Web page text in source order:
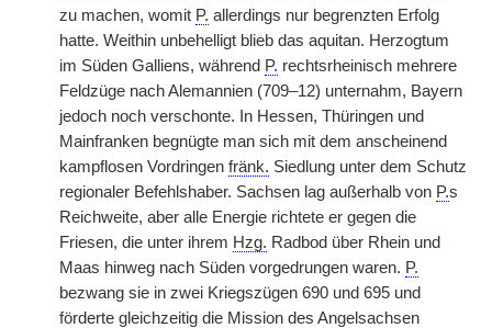
zu machen, womit P. allerdings nur begrenzten Erfolg
hatte. Weithin unbehelligt blieb das aquitan. Herzogtum
im Süden Galliens, während P. rechtsrheinisch mehrere
Feldzüge nach Alemannien (709–12) unternahm, Bayern
jedoch noch verschonte. In Hessen, Thüringen und
Mainfranken begnügte man sich mit dem anscheinend
kampflosen Vordringen fränk. Siedlung unter dem Schutz
regionaler Befehlshaber. Sachsen lag außerhalb von P.s
Reichweite, aber alle Energie richtete er gegen die
Friesen, die unter ihrem Hzg. Radbod über Rhein und
Maas hinweg nach Süden vorgedrungen waren. P.
bezwang sie in zwei Kriegszügen 690 und 695 und
förderte gleichzeitig die Mission des Angelsachsen